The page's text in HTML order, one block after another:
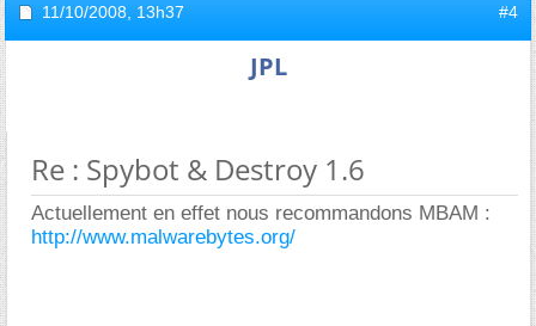
11/10/2008, 13h37 #4
JPL
Re : Spybot & Destroy 1.6
Actuellement en effet nous recommandons MBAM :
http://www.malwarebytes.org/